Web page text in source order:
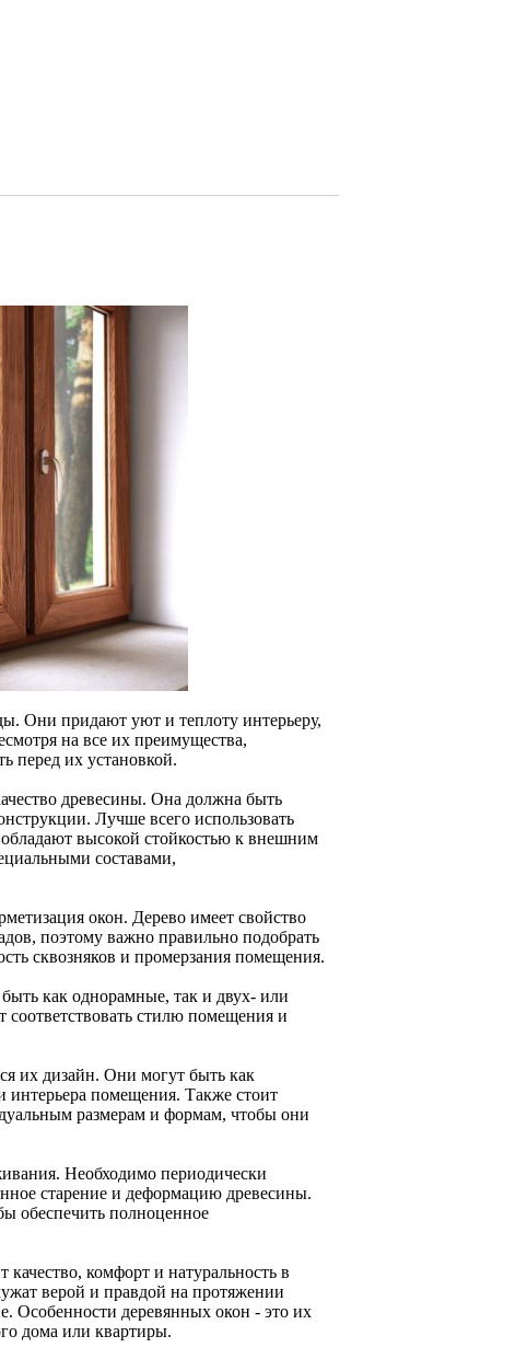
Они придают уют и теплоту интерьеру,
на все их преимущества,
перед их установкой.
древесины. Она должна быть
Лучше всего использовать
высокой стойкостью к внешним
составами,
окон. Дерево имеет свойство
поэтому важно правильно подобрать
сквозняков и промерзания помещения.
как однорамные, так и двух- или
соответствовать стилю помещения и
их дизайн. Они могут быть как
интерьера помещения. Также стоит
размерам и формам, чтобы они
Необходимо периодически
старение и деформацию древесины.
обеспечить полноценное
комфорт и натуральность в
верой и правдой на протяжении
Особенности деревянных окон - это их
дома или квартиры.